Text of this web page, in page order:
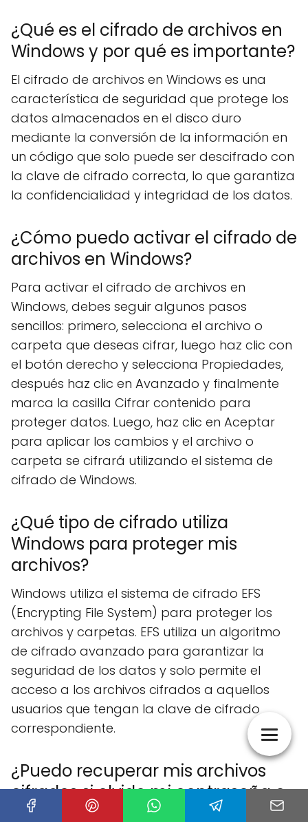
¿Qué es el cifrado de archivos en
Windows y por qué es importante?
El cifrado de archivos en Windows es una
característica de seguridad que protege los
datos almacenados en el disco duro
mediante la conversión de la información en
un código que solo puede ser descifrado con
la clave de cifrado correcta, lo que garantiza
la confidencialidad y integridad de los datos.
¿Cómo puedo activar el cifrado de
archivos en Windows?
Para activar el cifrado de archivos en
Windows, debes seguir algunos pasos
sencillos: primero, selecciona el archivo o
carpeta que deseas cifrar, luego haz clic con
el botón derecho y selecciona Propiedades,
después haz clic en Avanzado y finalmente
marca la casilla Cifrar contenido para
proteger datos. Luego, haz clic en Aceptar
para aplicar los cambios y el archivo o
carpeta se cifrará utilizando el sistema de
cifrado de Windows.
¿Qué tipo de cifrado utiliza
Windows para proteger mis
archivos?
Windows utiliza el sistema de cifrado EFS
(Encrypting File System) para proteger los
archivos y carpetas. EFS utiliza un algoritmo
de cifrado avanzado para garantizar la
seguridad de los datos y solo permite el
acceso a los archivos cifrados a aquellos
usuarios que tengan la clave de cifrado
correspondiente.
¿Puedo recuperar mis archivos
cifrados si olvido mi contraseña o
pierdo mi clave de cifrado?